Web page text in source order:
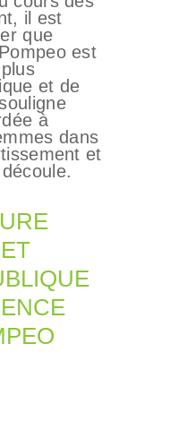
il est
que
est
et de
à
dans
et